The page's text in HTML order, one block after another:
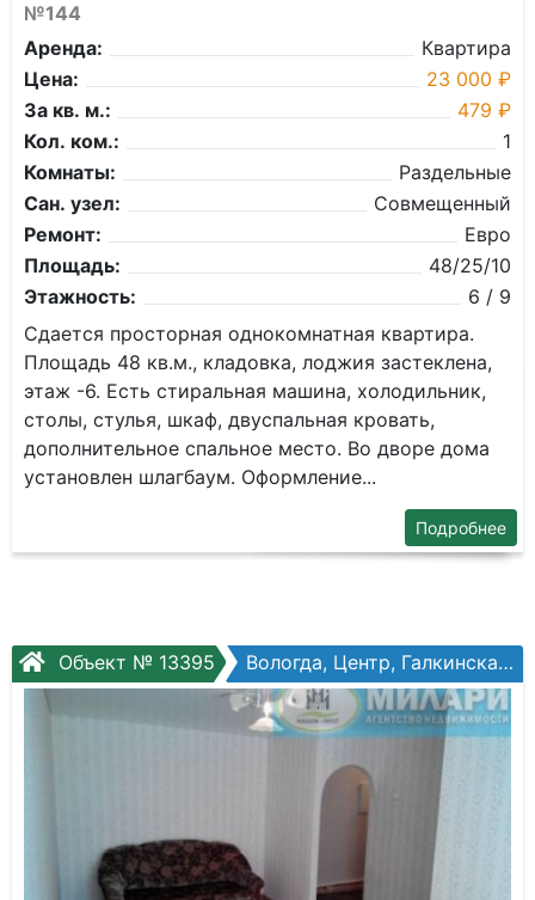
№144
Аренда:
Квартира
Цена:
23 000 ₽
За кв. м.:
479 ₽
Кол. ком.:
1
Комнаты:
Раздельные
Сан. узел:
Совмещенный
Ремонт:
Евро
Площадь:
48/25/10
Этажность:
6 / 9
Сдается просторная однокомнатная квартира.
Площадь 48 кв.м., кладовка, лоджия застеклена,
этаж -6. Есть стиральная машина, холодильник,
столы, стулья, шкаф, двуспальная кровать,
дополнительное спальное место. Во дворе дома
установлен шлагбаум. Оформление...
Подробнее
Объект № 13395 Вологда, Центр, Галкинская ул, №107